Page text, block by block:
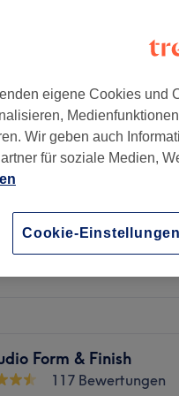
15
12 €
Form & Finish
117 Bewertungen
eigene Cookies und
Wir geben auch
für soziale Medien,
Cookie-Einstellungen